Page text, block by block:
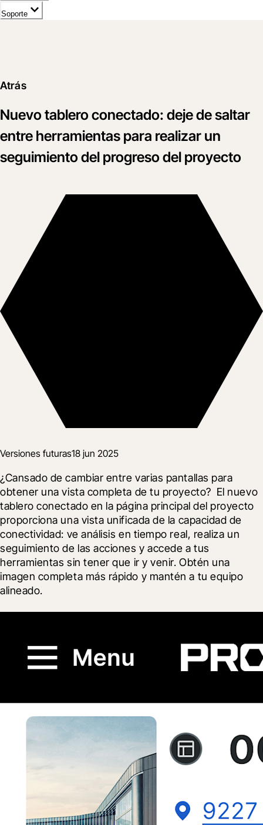
Soporte
Atrás
Nuevo tablero conectado: deje de saltar
entre herramientas para realizar un
seguimiento del progreso del proyecto
Versiones futuras18 jun 2025
¿Cansado de cambiar entre varias pantallas para
obtener una vista completa de tu proyecto?  El nuevo
tablero conectado en la página principal del proyecto
proporciona una vista unificada de la capacidad de
conectividad: ve análisis en tiempo real, realiza un
seguimiento de las acciones y accede a tus
herramientas sin tener que ir y venir. Obtén una
imagen completa más rápido y mantén a tu equipo
alineado.